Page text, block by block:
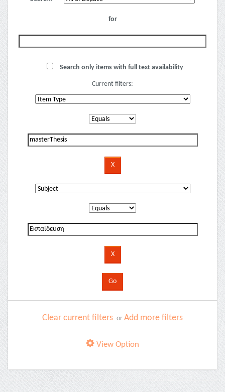
for
Search only items with full text availability
Current filters:
Clear current filters or Add more filters
View Option